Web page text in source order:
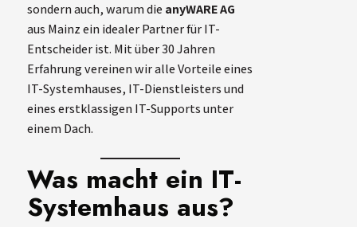
sondern auch, warum die anyWARE AG
aus Mainz ein idealer Partner für IT-
Entscheider ist. Mit über 30 Jahren
Erfahrung vereinen wir alle Vorteile eines
IT-Systemhauses, IT-Dienstleisters und
eines erstklassigen IT-Supports unter
einem Dach.
Was macht ein IT-
Systemhaus aus?